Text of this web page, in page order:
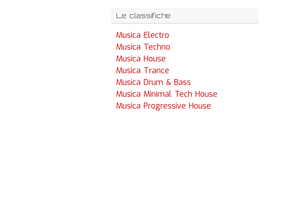
Le classifiche
Musica Electro
Musica Techno
Musica House
Musica Trance
Musica Drum & Bass
Musica Minimal Tech House
Musica Progressive House